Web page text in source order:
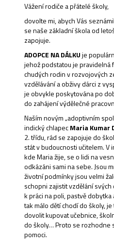
Vážení rodiče a přátelé školy,
dovolte mi, abych Vás
se naše základní škola od
zapojuje.
ADOPCE NA DÁLKUje
jehož podstatou je pravidelná
chudých rodin v rozvojových
vzdělávání a obživy dárci z
je obvykle poskytována po
do zahájení výdělečné
Naším novým „adoptivním
indický chlapecMaria Kumar
2. třídu, rád se zapojuje do
stát v budoucnosti učitelem. V
kde Maria žije, se o lidi na
odkázáni sami na sebe. Jsou
životní podmínky jsou velmi
schopni zajistit vzdělání
k práci na poli, pastvě
tak málo dětí chodí do školy,
dovolit kupovat učebnice,
do školy… Proto se rozhodne
pomoci.